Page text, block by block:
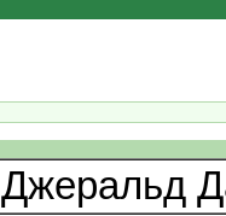
Джеральд